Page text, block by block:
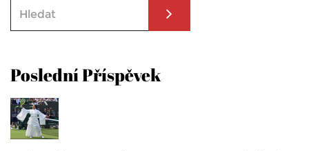
Poslední Příspěvek